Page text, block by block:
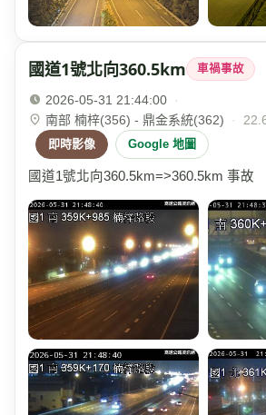
國道1號北向360.5km 車禍事故
2026-05-31 21:44:00
·
南部 楠梓(356) - 鼎金系統(362)
·
即時影像 Google 地圖
國道1號北向360.5km=>360.5km 事故